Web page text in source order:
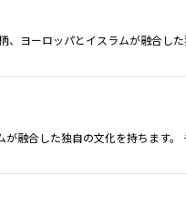
、ヨーロッパとイスラムが融合し
融合した独自の文化を持ちます。